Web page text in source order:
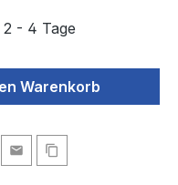
- 4 Tage
Warenkorb